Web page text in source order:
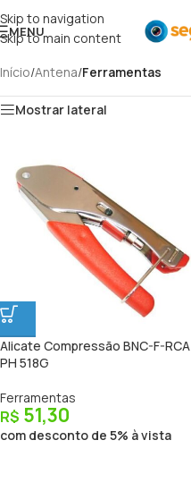
Skip to navigation
Skip to main content
MENU
Início/Antena/Ferramentas
Mostrar lateral
Alicate Compressão BNC-F-RCA
PH 518G
Ferramentas
R$ 51,30
com desconto de 5% à vista